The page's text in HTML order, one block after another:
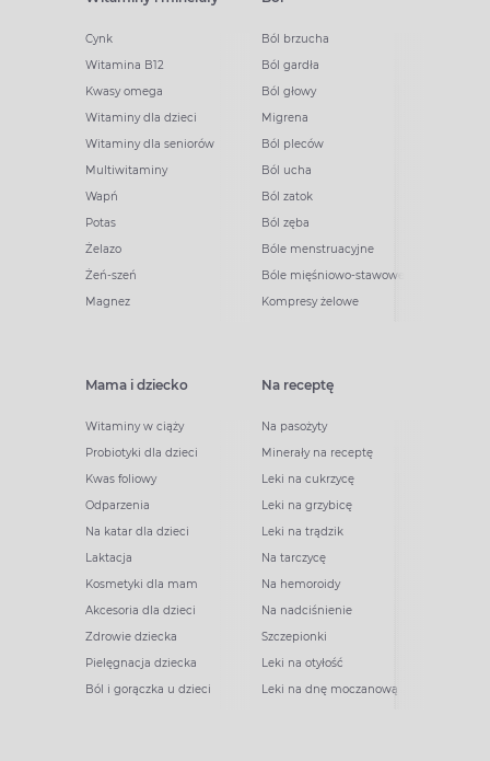
Cynk
Witamina B12
Kwasy omega
Witaminy dla dzieci
Witaminy dla seniorów
Multiwitaminy
Wapń
Potas
Żelazo
Żeń-szeń
Magnez
Ból brzucha
Ból gardła
Ból głowy
Migrena
Ból pleców
Ból ucha
Ból zatok
Ból zęba
Bóle menstruacyjne
Bóle mięśniowo-stawowe
Kompresy żelowe
Mama i dziecko
Witaminy w ciąży
Probiotyki dla dzieci
Kwas foliowy
Odparzenia
Na katar dla dzieci
Laktacja
Kosmetyki dla mam
Akcesoria dla dzieci
Zdrowie dziecka
Pielęgnacja dziecka
Ból i gorączka u dzieci
Na receptę
Na pasożyty
Minerały na receptę
Leki na cukrzycę
Leki na grzybicę
Leki na trądzik
Na tarczycę
Na hemoroidy
Na nadciśnienie
Szczepionki
Leki na otyłość
Leki na dnę moczanową